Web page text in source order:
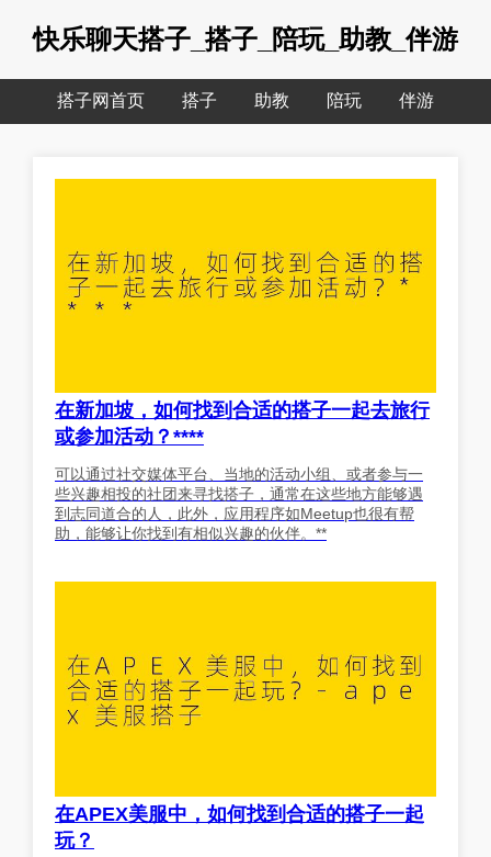
快乐聊天搭子_搭子_陪玩_助教_伴游
搭子网首页 搭子 助教 陪玩 伴游
在新加坡，如何找到合适的搭子一起去旅行
或参加活动？****
可以通过社交媒体平台、当地的活动小组、或者参与一
些兴趣相投的社团来寻找搭子，通常在这些地方能够遇
到志同道合的人，此外，应用程序如Meetup也很有帮
助，能够让你找到有相似兴趣的伙伴。**
在APEX美服中，如何找到合适的搭子一起
玩？